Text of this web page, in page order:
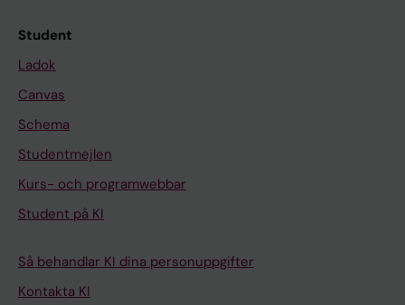
Student
Ladok
Canvas
Schema
Studentmejlen
Kurs- och programwebbar
Student på KI
Så behandlar KI dina personuppgifter
Kontakta KI